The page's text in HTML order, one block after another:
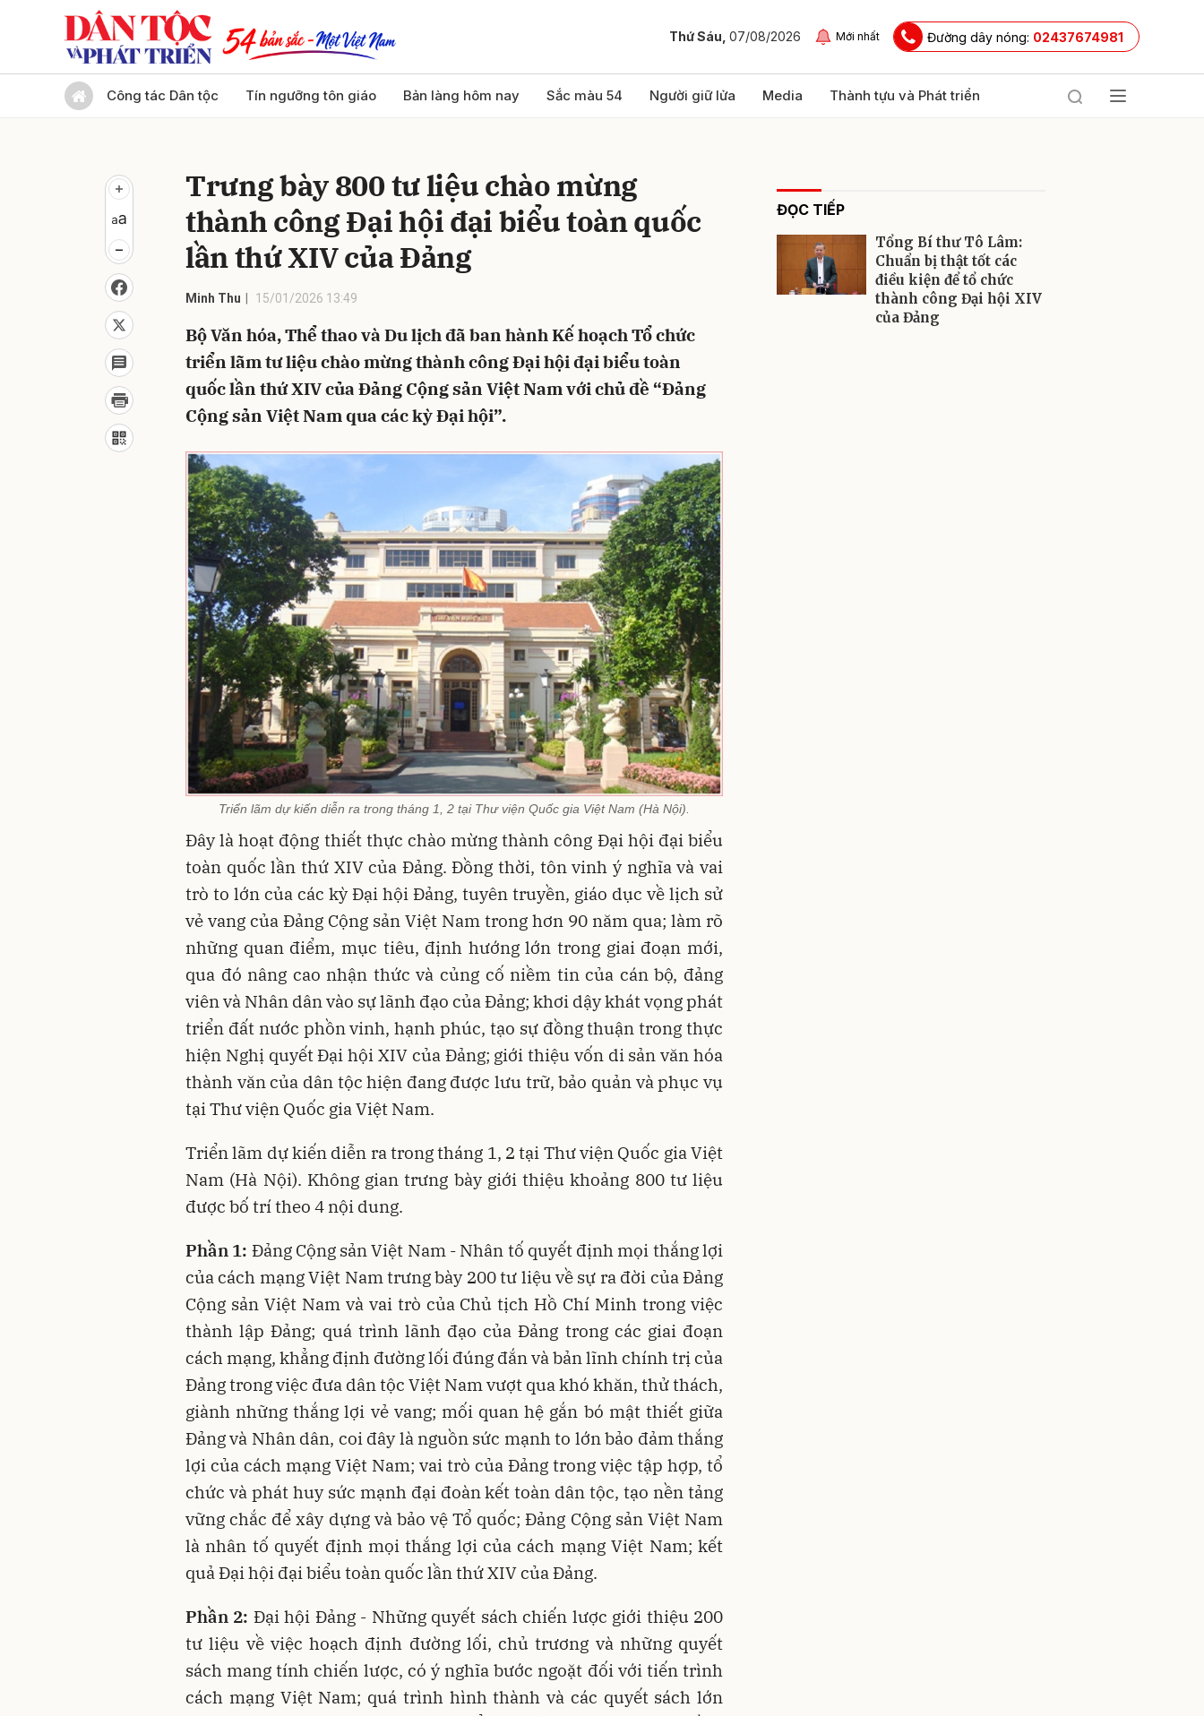
Thứ Sáu, 07/08/2026 Mới nhất Đường dây nóng: 02437674981
Công tác Dân tộc Tín ngưỡng tôn giáo Bản làng hôm nay Sắc màu 54 Người giữ lửa Media Thành tựu và Phát triển
Trưng bày 800 tư liệu chào mừng
thành công Đại hội đại biểu toàn quốc
lần thứ XIV của Đảng
Minh Thu 15/01/2026 13:49
Bộ Văn hóa, Thể thao và Du lịch đã ban hành Kế hoạch Tổ chức
triển lãm tư liệu chào mừng thành công Đại hội đại biểu toàn
quốc lần thứ XIV của Đảng Cộng sản Việt Nam với chủ đề “Đảng
Cộng sản Việt Nam qua các kỳ Đại hội”.
Triển lãm dự kiến diễn ra trong tháng 1, 2 tại Thư viện Quốc gia Việt Nam (Hà Nội).
Đây là hoạt động thiết thực chào mừng thành công Đại hội đại biểu
toàn quốc lần thứ XIV của Đảng. Đồng thời, tôn vinh ý nghĩa và vai
trò to lớn của các kỳ Đại hội Đảng, tuyên truyền, giáo dục về lịch sử
vẻ vang của Đảng Cộng sản Việt Nam trong hơn 90 năm qua; làm rõ
những quan điểm, mục tiêu, định hướng lớn trong giai đoạn mới,
qua đó nâng cao nhận thức và củng cố niềm tin của cán bộ, đảng
viên và Nhân dân vào sự lãnh đạo của Đảng; khơi dậy khát vọng phát
triển đất nước phồn vinh, hạnh phúc, tạo sự đồng thuận trong thực
hiện Nghị quyết Đại hội XIV của Đảng; giới thiệu vốn di sản văn hóa
thành văn của dân tộc hiện đang được lưu trữ, bảo quản và phục vụ
tại Thư viện Quốc gia Việt Nam.
Triển lãm dự kiến diễn ra trong tháng 1, 2 tại Thư viện Quốc gia Việt
Nam (Hà Nội). Không gian trưng bày giới thiệu khoảng 800 tư liệu
được bố trí theo 4 nội dung.
Phần 1: Đảng Cộng sản Việt Nam - Nhân tố quyết định mọi thắng lợi
của cách mạng Việt Nam trưng bày 200 tư liệu về sự ra đời của Đảng
Cộng sản Việt Nam và vai trò của Chủ tịch Hồ Chí Minh trong việc
thành lập Đảng; quá trình lãnh đạo của Đảng trong các giai đoạn
cách mạng, khẳng định đường lối đúng đắn và bản lĩnh chính trị của
Đảng trong việc đưa dân tộc Việt Nam vượt qua khó khăn, thử thách,
giành những thắng lợi vẻ vang; mối quan hệ gắn bó mật thiết giữa
Đảng và Nhân dân, coi đây là nguồn sức mạnh to lớn bảo đảm thắng
lợi của cách mạng Việt Nam; vai trò của Đảng trong việc tập hợp, tổ
chức và phát huy sức mạnh đại đoàn kết toàn dân tộc, tạo nền tảng
vững chắc để xây dựng và bảo vệ Tổ quốc; Đảng Cộng sản Việt Nam
là nhân tố quyết định mọi thắng lợi của cách mạng Việt Nam; kết
quả Đại hội đại biểu toàn quốc lần thứ XIV của Đảng.
Phần 2: Đại hội Đảng - Những quyết sách chiến lược giới thiệu 200
tư liệu về việc hoạch định đường lối, chủ trương và những quyết
sách mang tính chiến lược, có ý nghĩa bước ngoặt đối với tiến trình
cách mạng Việt Nam; quá trình hình thành và các quyết sách lớn
ĐỌC TIẾP
Tổng Bí thư Tô Lâm:
Chuẩn bị thật tốt các
điều kiện để tổ chức
thành công Đại hội XIV
của Đảng
Gửi bình luận
Gửi